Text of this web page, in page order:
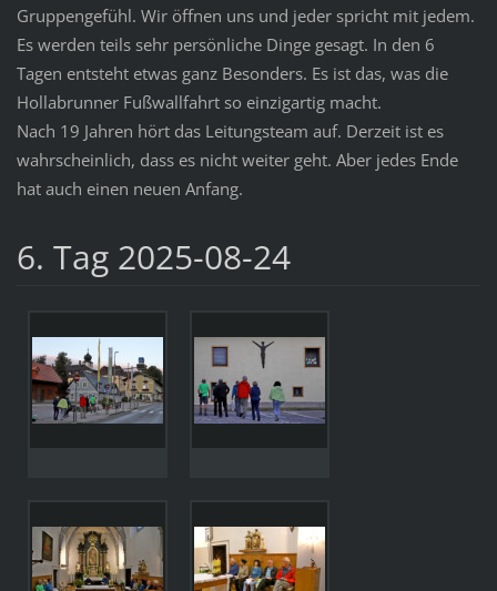
Gruppengefühl. Wir öffnen uns und jeder spricht mit jedem.
Es werden teils sehr persönliche Dinge gesagt. In den 6
Tagen entsteht etwas ganz Besonders. Es ist das, was die
Hollabrunner Fußwallfahrt so einzigartig macht.
Nach 19 Jahren hört das Leitungsteam auf. Derzeit ist es
wahrscheinlich, dass es nicht weiter geht. Aber jedes Ende
hat auch einen neuen Anfang.
6. Tag 2025-08-24